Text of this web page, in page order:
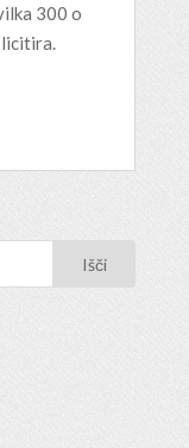
300 o
licitira.